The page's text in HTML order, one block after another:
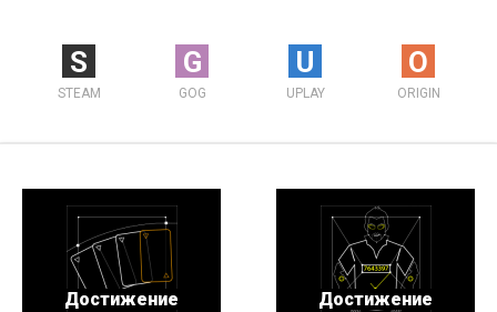
S
STEAM
G
GOG
U
UPLAY
O
ORIGIN
Достижение
Достижение